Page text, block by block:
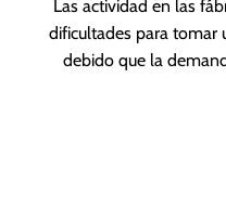
Las actividad en las
dificultades para tomar
debido que la